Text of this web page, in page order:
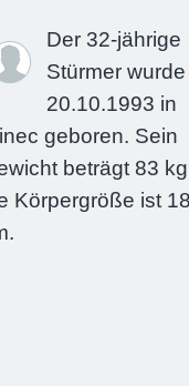
Der 32-jährige
Stürmer
20.10.1993 in
geboren. Sein
beträgt 83
Körpergröße ist